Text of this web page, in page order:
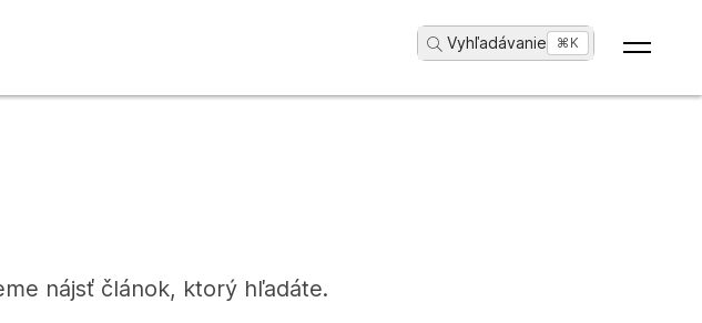
Vyhľadávanie ...⌘K
nájsť článok, ktorý hľadáte.